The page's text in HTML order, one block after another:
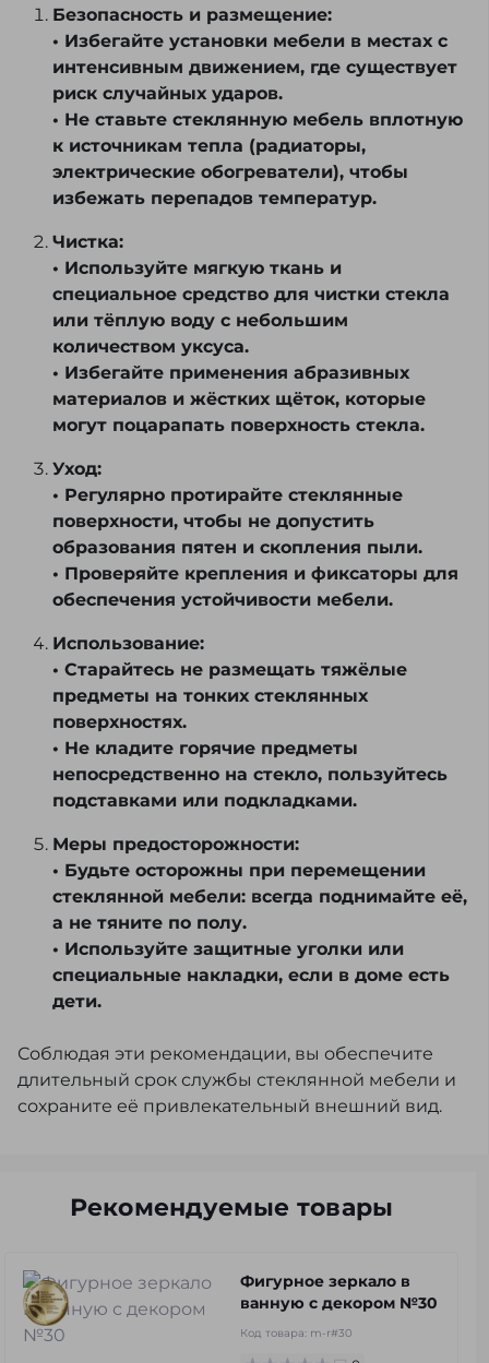
Безопасность и размещение:
• Избегайте установки мебели в местах с
интенсивным движением, где существует
риск случайных ударов.
• Не ставьте стеклянную мебель вплотную
к источникам тепла (радиаторы,
электрические обогреватели), чтобы
избежать перепадов температур.
Чистка:
• Используйте мягкую ткань и
специальное средство для чистки стекла
или тёплую воду с небольшим
количеством уксуса.
• Избегайте применения абразивных
материалов и жёстких щёток, которые
могут поцарапать поверхность стекла.
Уход:
• Регулярно протирайте стеклянные
поверхности, чтобы не допустить
образования пятен и скопления пыли.
• Проверяйте крепления и фиксаторы для
обеспечения устойчивости мебели.
Использование:
• Старайтесь не размещать тяжёлые
предметы на тонких стеклянных
поверхностях.
• Не кладите горячие предметы
непосредственно на стекло, пользуйтесь
подставками или подкладками.
Меры предосторожности:
• Будьте осторожны при перемещении
стеклянной мебели: всегда поднимайте её,
а не тяните по полу.
• Используйте защитные уголки или
специальные накладки, если в доме есть
дети.
Соблюдая эти рекомендации, вы обеспечите
длительный срок службы стеклянной мебели и
сохраните её привлекательный внешний вид.
Рекомендуемые товары
Фигурное зеркало в
ванную с декором №30
Код товара: m-r#30